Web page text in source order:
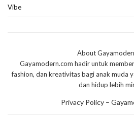
Vibe
About
Gayamodern.com hadir untuk
fashion, dan kreativitas bagi anak muda
dan hidup lebih
Privacy Policy –